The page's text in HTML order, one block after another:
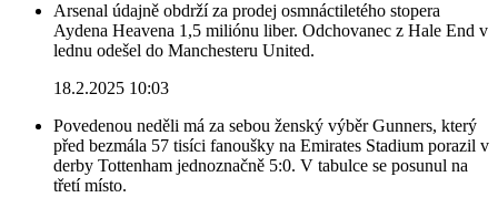
Arsenal údajně obdrží za prodej osmnáctiletého stopera
Aydena Heavena 1,5 miliónu liber. Odchovanec z Hale End v
lednu odešel do Manchesteru United.
18.2.2025 10:03
Povedenou neděli má za sebou ženský výběr Gunners, který
před bezmála 57 tisíci fanoušky na Emirates Stadium porazil v
derby Tottenham jednoznačně 5:0. V tabulce se posunul na
třetí místo.